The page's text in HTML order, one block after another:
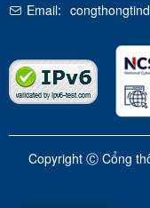
Email:
Copyright Ⓒ Cổng